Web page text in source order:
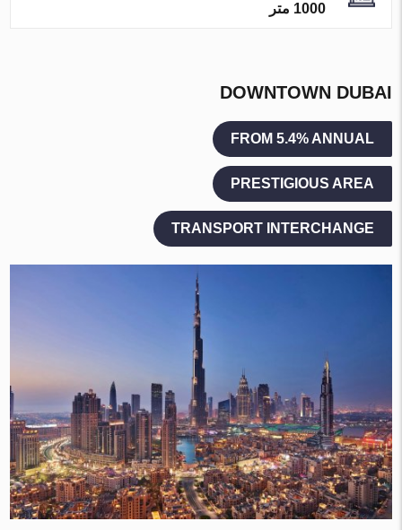
1000 متر
DOWNTOWN DUBAI
FROM 5.4% ANNUAL
PRESTIGIOUS AREA
TRANSPORT INTERCHANGE